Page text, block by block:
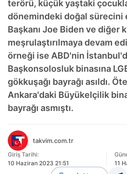
terörü, küçük yaştaki
dönemindeki doğal sürecini
Başkanı Joe Biden ve diğer
meşrulaştırılmaya devam
örneği ise ABD'nin
Başkonsolosluk binasına
gökkuşağı bayrağı asıldı.
Ankara'daki Büyükelçilik
bayrağı asmıştı.
takvim.com.tr
Giriş Tarihi:
10 Haziran 2023 21:51
11